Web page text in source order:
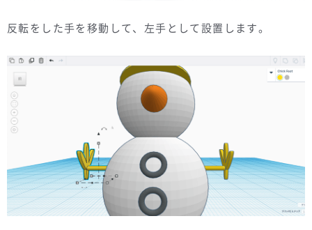
反転をした手を移動して、左手として設置します。